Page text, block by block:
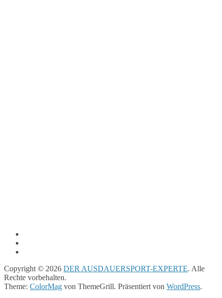
Copyright © 2026 DER AUSDAUERSPORT-EXPERTE. Alle
Rechte vorbehalten.
Theme: ColorMag von ThemeGrill. Präsentiert von WordPress.